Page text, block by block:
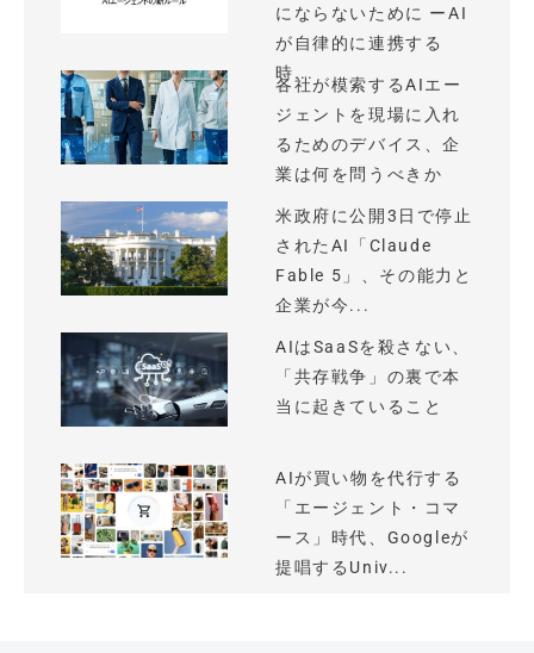
にならないために ーAI
が自律的に連携する
時...
各社が模索するAIエー
ジェントを現場に入れ
るためのデバイス、企
業は何を問うべきか
米政府に公開3日で停止
されたAI「Claude
Fable 5」、その能力と
企業が今...
AIはSaaSを殺さない、
「共存戦争」の裏で本
当に起きていること
AIが買い物を代行する
「エージェント・コマ
ース」時代、Googleが
提唱するUniv...